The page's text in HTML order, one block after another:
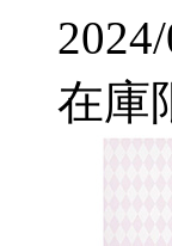
在庫